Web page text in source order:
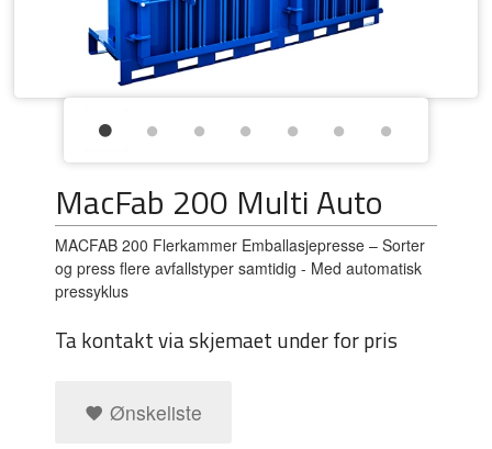
MacFab 200 Multi Auto
MACFAB 200 Flerkammer Emballasjepresse – Sorter
og press flere avfallstyper samtidig - Med automatisk
pressyklus
Ta kontakt via skjemaet under for pris
Ønskeliste